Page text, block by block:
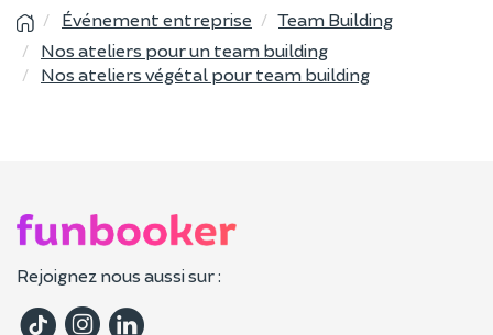
Événement entreprise
Team Building
Nos ateliers pour un team building
Nos ateliers végétal pour team building
Rejoignez nous aussi sur :